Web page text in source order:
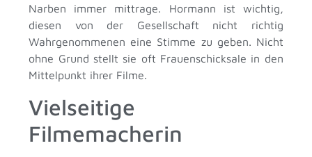
Narben immer mittrage. Hormann ist wichtig,
diesen von der Gesellschaft nicht richtig
Wahrgenommenen eine Stimme zu geben. Nicht
ohne Grund stellt sie oft Frauenschicksale in den
Mittelpunkt ihrer Filme.
Vielseitige
Filmemacherin